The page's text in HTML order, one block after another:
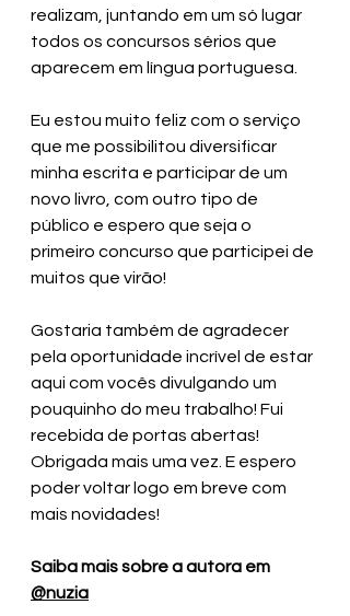
realizam, juntando em um só lugar
todos os concursos sérios que
aparecem em língua portuguesa.
Eu estou muito feliz com o serviço
que me possibilitou diversificar
minha escrita e participar de um
novo livro, com outro tipo de
público e espero que seja o
primeiro concurso que participei de
muitos que virão!
Gostaria também de agradecer
pela oportunidade incrível de estar
aqui com vocês divulgando um
pouquinho do meu trabalho! Fui
recebida de portas abertas!
Obrigada mais uma vez. E espero
poder voltar logo em breve com
mais novidades!
Saiba mais sobre a autora em
@nuzia